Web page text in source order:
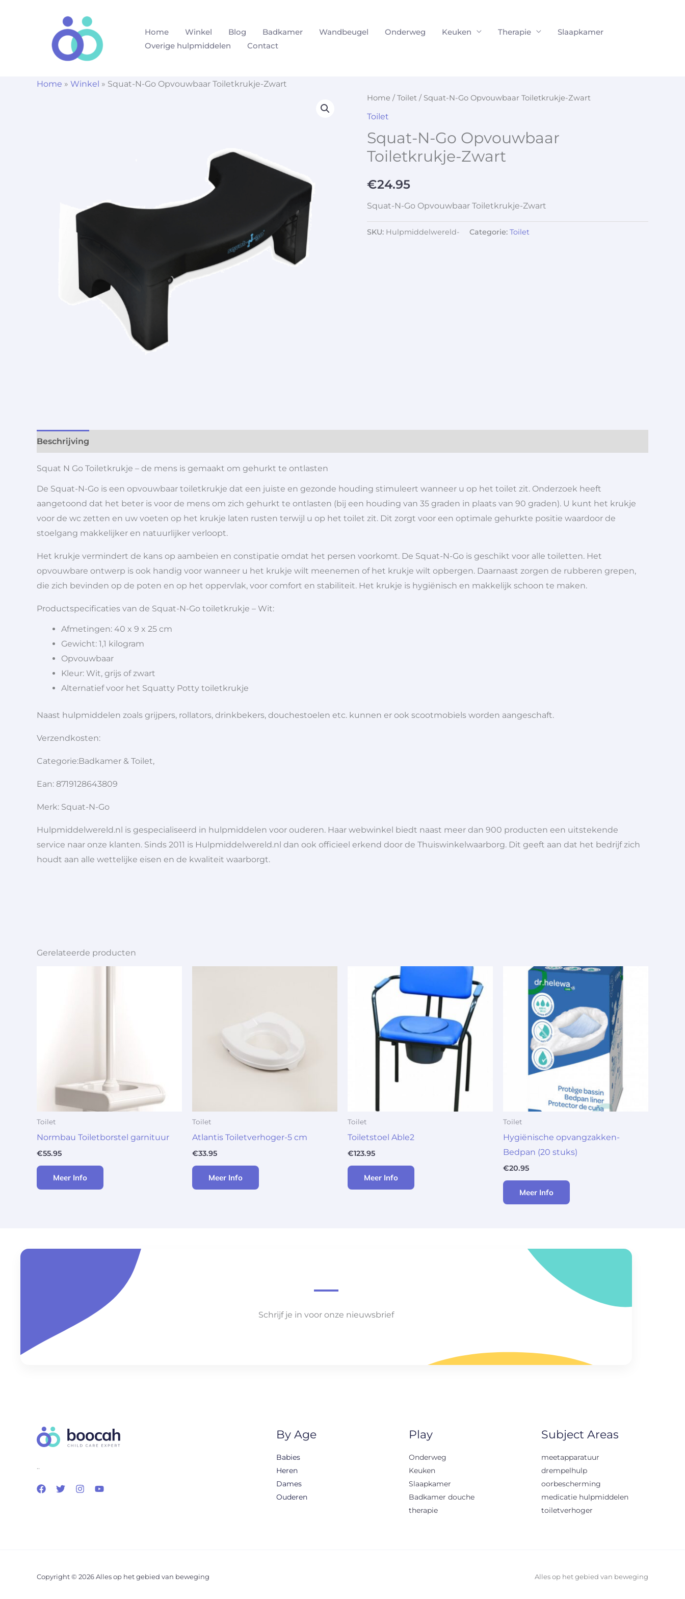
Home Winkel Blog Badkamer Wandbeugel Onderweg Keuken Therapie
Slaapkamer
Overige hulpmiddelen
Contact
Home » Winkel » Squat-N-Go Opvouwbaar Toiletkrukje-Zwart
Home / Toilet / Squat-N-Go Opvouwbaar Toiletkrukje-Zwart
Toilet
Squat-N-Go Opvouwbaar
Toiletkrukje-Zwart
€24.95
Squat-N-Go Opvouwbaar Toiletkrukje-Zwart
SKU: Hulpmiddelwereld- Categorie: Toilet
Beschrijving
Squat N Go Toiletkrukje – de mens is gemaakt om gehurkt te ontlasten
De Squat-N-Go is een opvouwbaar toiletkrukje dat een juiste en gezonde houding stimuleert wanneer u op het toilet zit. Onderzoek heeft
aangetoond dat het beter is voor de mens om zich gehurkt te ontlasten (bij een houding van 35 graden in plaats van 90 graden). U kunt het krukje
voor de wc zetten en uw voeten op het krukje laten rusten terwijl u op het toilet zit. Dit zorgt voor een optimale gehurkte positie waardoor de
stoelgang makkelijker en natuurlijker verloopt.
Het krukje vermindert de kans op aambeien en constipatie omdat het persen voorkomt. De Squat-N-Go is geschikt voor alle toiletten. Het
opvouwbare ontwerp is ook handig voor wanneer u het krukje wilt meenemen of het krukje wilt opbergen. Daarnaast zorgen de rubberen grepen,
die zich bevinden op de poten en op het oppervlak, voor comfort en stabiliteit. Het krukje is hygiënisch en makkelijk schoon te maken.
Productspecificaties van de Squat-N-Go toiletkrukje – Wit:
Afmetingen: 40 x 9 x 25 cm
Gewicht: 1,1 kilogram
Opvouwbaar
Kleur: Wit, grijs of zwart
Alternatief voor het Squatty Potty toiletkrukje
Naast hulpmiddelen zoals grijpers, rollators, drinkbekers, douchestoelen etc. kunnen er ook scootmobiels worden aangeschaft.
Verzendkosten:
Categorie:Badkamer & Toilet,
Ean: 8719128643809
Merk: Squat-N-Go
Hulpmiddelwereld.nl is gespecialiseerd in hulpmiddelen voor ouderen. Haar webwinkel biedt naast meer dan 900 producten een uitstekende
service naar onze klanten. Sinds 2011 is Hulpmiddelwereld.nl dan ook officieel erkend door de Thuiswinkelwaarborg. Dit geeft aan dat het bedrijf zich
houdt aan alle wettelijke eisen en de kwaliteit waarborgt.
Gerelateerde producten
Toilet
Normbau Toiletborstel garnituur
€55.95
Meer Info
Toilet
Atlantis Toiletverhoger-5 cm
€33.95
Meer Info
Toilet
Toiletstoel Able2
€123.95
Meer Info
Toilet
Hygiënische opvangzakken-
Bedpan (20 stuks)
€20.95
Meer Info
Schrijf je in voor onze nieuwsbrief
..
By Age
Babies
Heren
Dames
Ouderen
Play
Onderweg
Keuken
Slaapkamer
Badkamer douche
therapie
Subject Areas
meetapparatuur
drempelhulp
oorbescherming
medicatie hulpmiddelen
toiletverhoger
Copyright © 2026 Alles op het gebied van beweging Alles op het gebied van beweging